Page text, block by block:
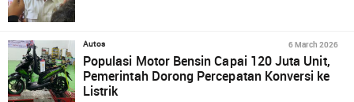
Autos 6 March 2026
Populasi Motor Bensin Capai 120 Juta Unit,
Pemerintah Dorong Percepatan Konversi ke
Listrik